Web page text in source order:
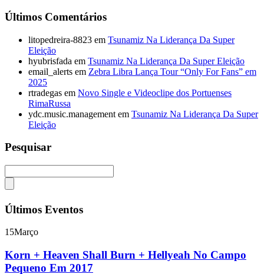
Últimos Comentários
litopedreira-8823 em Tsunamiz Na Liderança Da Super
Eleição
hyubrisfada em Tsunamiz Na Liderança Da Super Eleição
email_alerts em Zebra Libra Lança Tour “Only For Fans” em
2025
rtradegas em Novo Single e Videoclipe dos Portuenses
RimaRussa
ydc.music.management em Tsunamiz Na Liderança Da Super
Eleição
Pesquisar
Últimos Eventos
15Março
Korn + Heaven Shall Burn + Hellyeah No Campo
Pequeno Em 2017